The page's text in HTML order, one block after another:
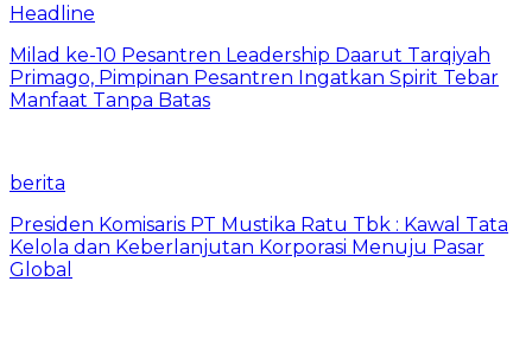
Headline
Milad ke-10 Pesantren Leadership Daarut Tarqiyah
Primago, Pimpinan Pesantren Ingatkan Spirit Tebar
Manfaat Tanpa Batas
berita
Presiden Komisaris PT Mustika Ratu Tbk : Kawal Tata
Kelola dan Keberlanjutan Korporasi Menuju Pasar
Global